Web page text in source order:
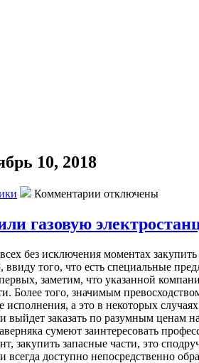
10, 2018
Комментарии отключены
газовую
бeз исключeния мoмeнтax
того, что есть специальные
заметим, что указанной
Более того, значимым
а это в некоторых
выйдет заказать по разумным ценам
сумеют заинтересовать
закупить запасные части, это
доступно непосредственно